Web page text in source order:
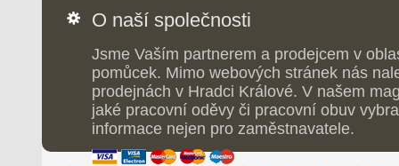
O naší společnosti
Jsme Vaším partnerem a prodejcem v
pomůcek. Mimo webových stránek nás
prodejnách v Hradci Králové. V našem
jaké pracovní oděvy či pracovní obuv
informace nejen pro zaměstnavatele.